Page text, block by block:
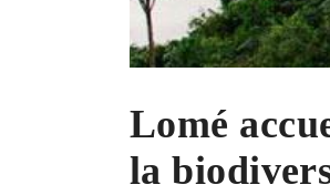
Lomé
la